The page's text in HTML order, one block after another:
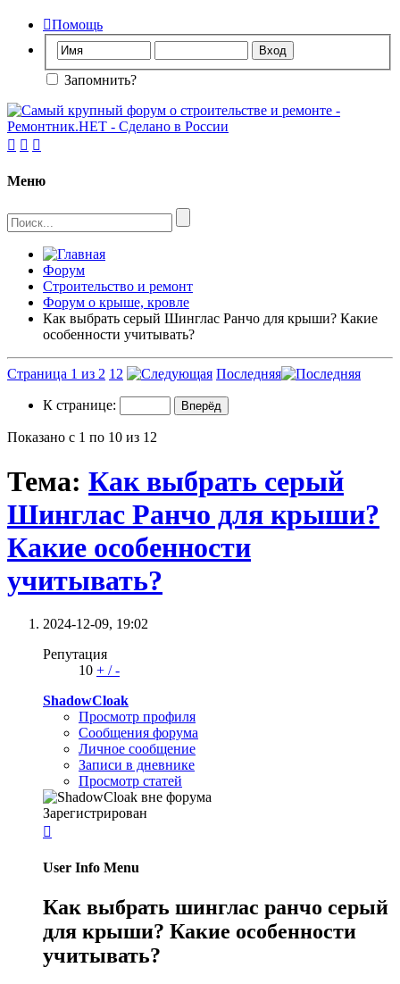
Помощь
Запомнить?
  
Меню
Форум
Строительство и ремонт
Форум о крыше, кровле
Как выбрать серый Шинглас Ранчо для крыши? Какие
особенности учитывать?
Страница 1 из 2 1 2 Последняя
К странице:
Показано с 1 по 10 из 12
Тема: Как выбрать серый
Шинглас Ранчо для крыши?
Какие особенности
учитывать?
2024-12-09, 19:02
Репутация
10 + /-
ShadowCloak
Просмотр профиля
Сообщения форума
Личное сообщение
Записи в дневнике
Просмотр статей
Зарегистрирован

User Info Menu
Как выбрать шинглас ранчо серый
для крыши? Какие особенности
учитывать?